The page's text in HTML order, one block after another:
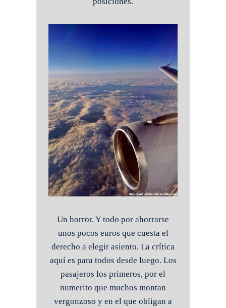
Un horror. Y todo por ahorrarse
unos pocos euros que cuesta el
derecho a elegir asiento. La crítica
aquí es para todos desde luego. Los
pasajeros los primeros, por el
numerito que muchos montan
vergonzoso y en el que obligan a